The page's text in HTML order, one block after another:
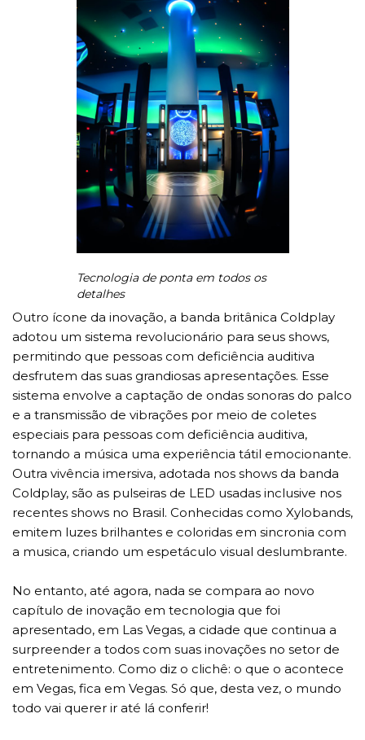
Tecnologia de ponta em todos os
detalhes
Outro ícone da inovação, a banda britânica Coldplay
adotou um sistema revolucionário para seus shows,
permitindo que pessoas com deficiência auditiva
desfrutem das suas grandiosas apresentações. Esse
sistema envolve a captação de ondas sonoras do palco
e a transmissão de vibrações por meio de coletes
especiais para pessoas com deficiência auditiva,
tornando a música uma experiência tátil emocionante.
Outra vivência imersiva, adotada nos shows da banda
Coldplay, são as pulseiras de LED usadas inclusive nos
recentes shows no Brasil. Conhecidas como Xylobands,
emitem luzes brilhantes e coloridas em sincronia com
a musica, criando um espetáculo visual deslumbrante.
No entanto, até agora, nada se compara ao novo
capítulo de inovação em tecnologia que foi
apresentado, em Las Vegas, a cidade que continua a
surpreender a todos com suas inovações no setor de
entretenimento. Como diz o clichê: o que o acontece
em Vegas, fica em Vegas. Só que, desta vez, o mundo
todo vai querer ir até lá conferir!